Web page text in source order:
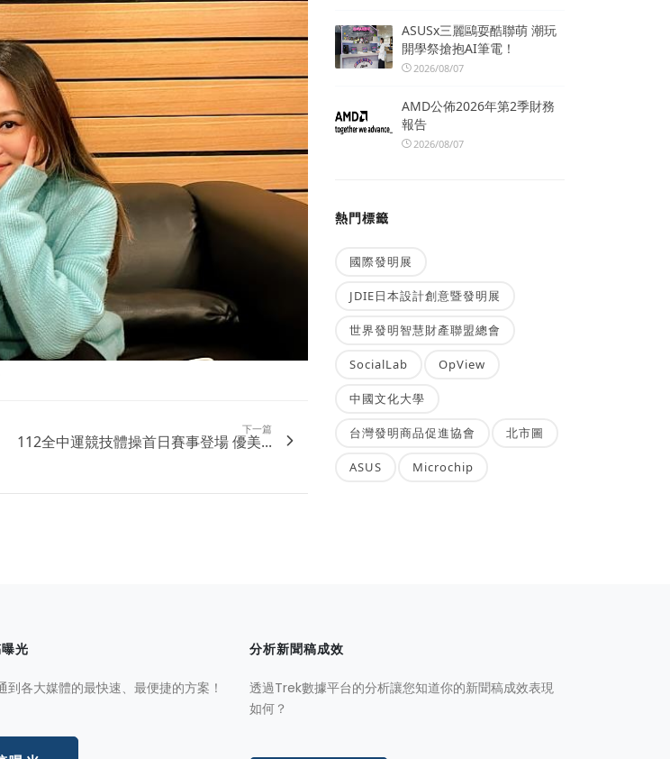
下一篇
112全中運競技體操首日賽事登場 優美...
ASUSx三麗鷗耍酷聯萌 潮玩
開學祭搶抱AI筆電！
2026/08/07
AMD公佈2026年第2季財務
報告
2026/08/07
熱門標籤
國際發明展
JDIE日本設計創意暨發明展
世界發明智慧財產聯盟總會
SocialLab OpView
中國文化大學
台灣發明商品促進協會 北市圖
ASUS Microchip
光
到各大媒體的最快速、最便捷的方案！
分析新聞稿成效
透過Trek數據平台的分析讓您知道你的新聞稿成效表現
如何？